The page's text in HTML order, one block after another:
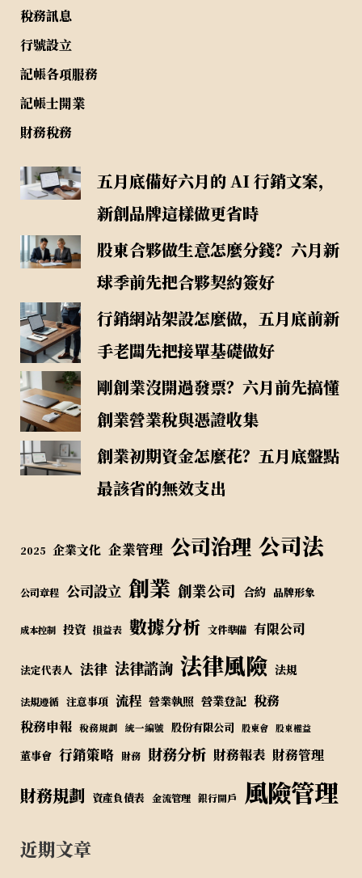
稅務訊息
行號設立
記帳各項服務
記帳士開業
財務稅務
五月底備好六月的 AI 行銷文案，
新創品牌這樣做更省時
股東合夥做生意怎麼分錢？六月新
球季前先把合夥契約簽好
行銷網站架設怎麼做，五月底前新
手老闆先把接單基礎做好
剛創業沒開過發票？六月前先搞懂
創業營業稅與憑證收集
創業初期資金怎麼花？五月底盤點
最該省的無效支出
2025 企業文化 企業管理 公司治理 公司法
公司章程 公司設立 創業 創業公司 合約 品牌形象
成本控制 投資 損益表 數據分析 文件準備 有限公司
法定代表人 法律 法律諮詢 法律風險 法規
法規遵循 注意事項 流程 營業執照 營業登記 稅務
稅務申報 稅務規劃 統一編號 股份有限公司 股東會 股東權益
董事會 行銷策略 財務 財務分析 財務報表 財務管理
財務規劃 資產負債表 金流管理 銀行開戶 風險管理
近期文章